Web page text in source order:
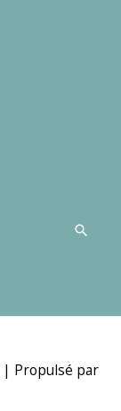
| Propulsé par